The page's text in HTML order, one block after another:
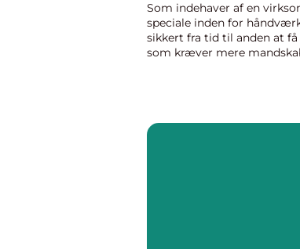
Som indehaver af en
speciale inden for
sikkert fra tid til anden at
som kræver mere